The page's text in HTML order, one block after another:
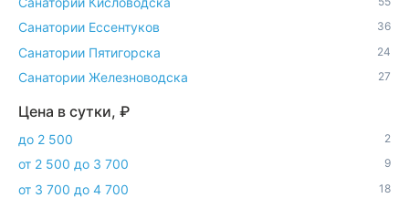
Санатории Ессентуков 36
Санатории Пятигорска 24
Санатории Железноводска 27
Цена в сутки, ₽
до 2 500 2
от 2 500 до 3 700 9
от 3 700 до 4 700 18